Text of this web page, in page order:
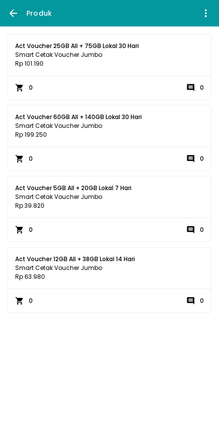
Produk
Act Voucher 25GB All + 75GB Lokal 30 Hari
Smart Cetak Voucher Jumbo
Rp 101.190
0 0
Act Voucher 60GB All + 140GB Lokal 30 Hari
Smart Cetak Voucher Jumbo
Rp 199.250
0 0
Act Voucher 5GB All + 20GB Lokal 7 Hari
Smart Cetak Voucher Jumbo
Rp 39.820
0 0
Act Voucher 12GB All + 38GB Lokal 14 Hari
Smart Cetak Voucher Jumbo
Rp 63.980
0 0